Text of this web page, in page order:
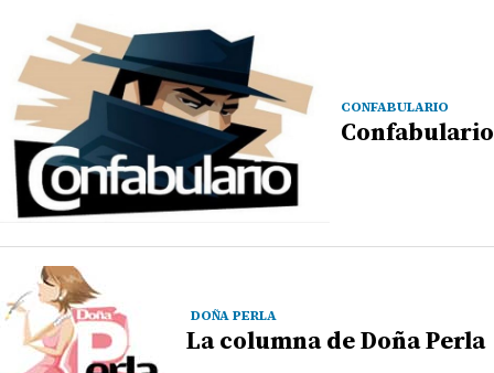
CONFABULARIO
Confabulario
DOÑA PERLA
La columna de Doña Perla